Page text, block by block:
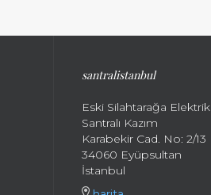
santralistanbul
Eski Silahtarağa Elektrik
Santralı Kazım
Karabekir Cad. No: 2/13
34060 Eyüpsultan
İstanbul